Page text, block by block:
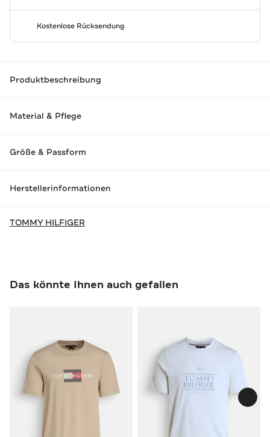
Kostenlose Rücksendung
Produktbeschreibung
Material & Pflege
Größe & Passform
Herstellerinformationen
TOMMY HILFIGER
Das könnte Ihnen auch gefallen